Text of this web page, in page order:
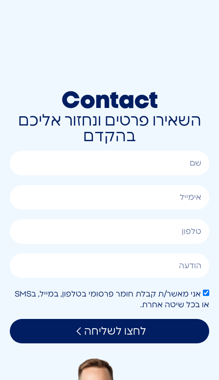
Contact
השאירו פרטים ונחזור אליכם
בהקדם
אני מאשר/ת קבלת חומר פרסומי בטלפון, במייל, בSMS
או בכל שיטה אחרת.
לחצו לשליחה